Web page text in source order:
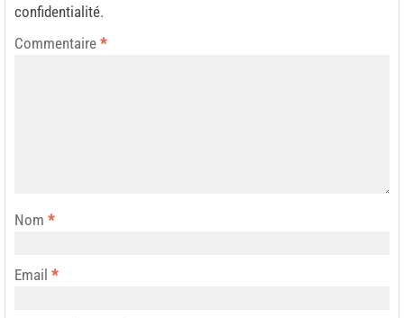
confidentialité.
Commentaire *
Nom *
Email *